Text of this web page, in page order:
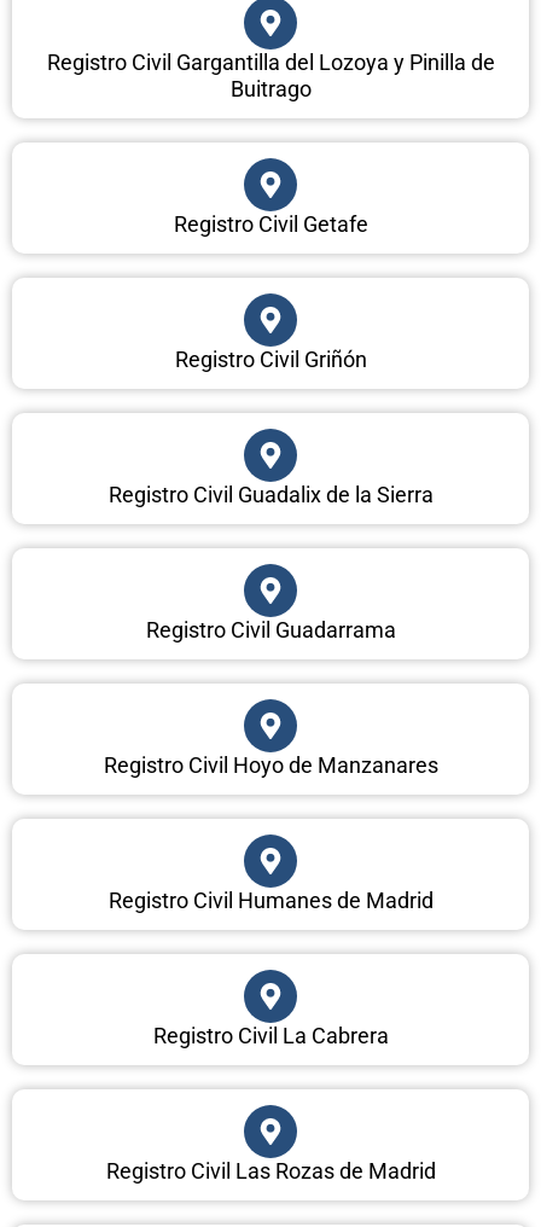
Registro Civil Gargantilla del Lozoya y Pinilla de
Buitrago
Registro Civil Getafe
Registro Civil Griñón
Registro Civil Guadalix de la Sierra
Registro Civil Guadarrama
Registro Civil Hoyo de Manzanares
Registro Civil Humanes de Madrid
Registro Civil La Cabrera
Registro Civil Las Rozas de Madrid